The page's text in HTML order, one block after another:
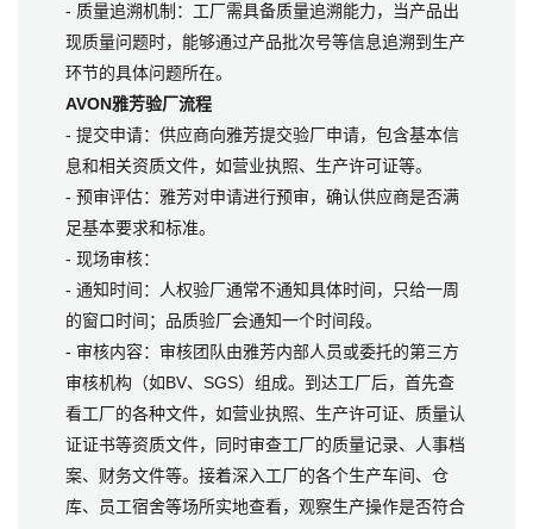
- 质量追溯机制：工厂需具备质量追溯能力，当产品出
现质量问题时，能够通过产品批次号等信息追溯到生产
环节的具体问题所在。
AVON雅芳验厂流程
- 提交申请：供应商向雅芳提交验厂申请，包含基本信
息和相关资质文件，如营业执照、生产许可证等。
- 预审评估：雅芳对申请进行预审，确认供应商是否满
足基本要求和标准。
- 现场审核：
- 通知时间：人权验厂通常不通知具体时间，只给一周
的窗口时间；品质验厂会通知一个时间段。
- 审核内容：审核团队由雅芳内部人员或委托的第三方
审核机构（如BV、SGS）组成。到达工厂后，首先查
看工厂的各种文件，如营业执照、生产许可证、质量认
证证书等资质文件，同时审查工厂的质量记录、人事档
案、财务文件等。接着深入工厂的各个生产车间、仓
库、员工宿舍等场所实地查看，观察生产操作是否符合